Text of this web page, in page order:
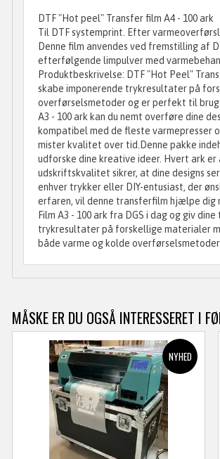
DTF "Hot peel" Transfer film A4 - 100 ark
Til DTF systemprint. Efter
Denne film anvendes ved fremstilling
efterfølgende limpulver med
Produktbeskrivelse: DTF "Hot Peel"
skabe imponerende trykresultater på
overførselsmetoder og er perfekt til brug
A3 - 100 ark kan du nemt overføre dine
kompatibel med de fleste varmepresser
mister kvalitet over tid.Denne pakke
udforske dine kreative ideer. Hvert ark
udskriftskvalitet sikrer, at dine designs
enhver trykker eller DIY-entusiast, der
erfaren, vil denne transferfilm hjælpe dig
Film A3 - 100 ark fra DGS i dag og giv
trykresultater på forskellige materialer
både varme og kolde
MÅSKE ER DU OGSÅ INTERESSERET I